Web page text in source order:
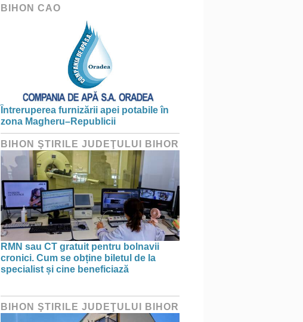
BIHON CAO
Întreruperea furnizării apei potabile în
zona Magheru–Republicii
BIHON ŞTIRILE JUDEŢULUI BIHOR
RMN sau CT gratuit pentru bolnavii
cronici. Cum se obține biletul de la
specialist și cine beneficiază
BIHON ŞTIRILE JUDEŢULUI BIHOR